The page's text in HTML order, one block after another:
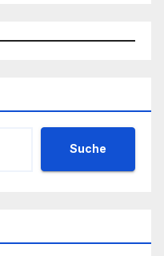
Suche